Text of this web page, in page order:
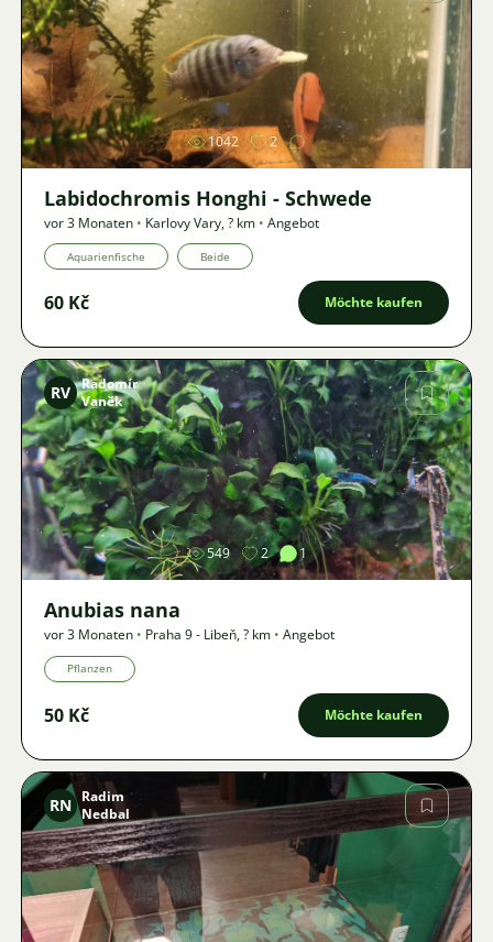
Bild
1042 2
Labidochromis Honghi - Schwede
vor 3 Monaten • Karlovy Vary,? km • Angebot
Aquarienfische Beide
60 Kč Möchte kaufen
Bild
RV Radomír
Vaněk
549 2 1
Anubias nana
vor 3 Monaten • Praha 9 - Libeň,? km • Angebot
Pflanzen
50 Kč Möchte kaufen
Bild
RN Radim
Nedbal